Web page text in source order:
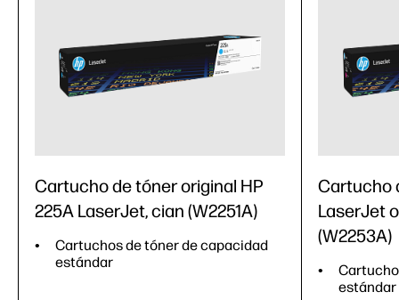
Cartucho de tóner original HP
225A LaserJet, cian (W2251A)
Cartuchos de tóner de capacidad
estándar
Cartucho
LaserJet
(W2253A)
estándar